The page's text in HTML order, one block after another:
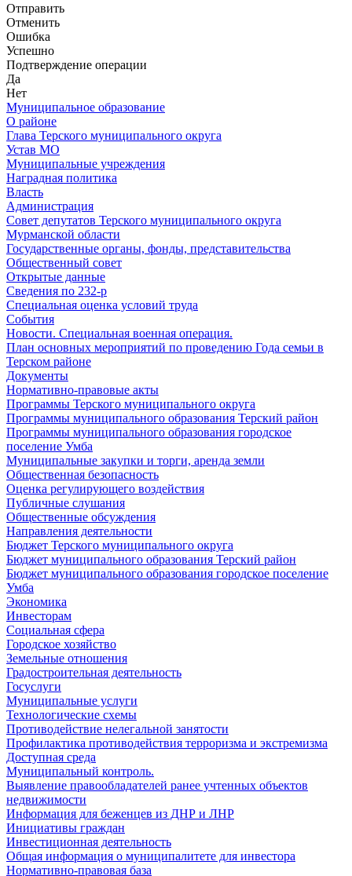
Отправить
Отменить
Ошибка
Успешно
Подтверждение операции
Да
Нет
Муниципальное образование
О районе
Глава Терского муниципального округа
Устав МО
Муниципальные учреждения
Наградная политика
Власть
Администрация
Совет депутатов Терского муниципального округа
Мурманской области
Государственные органы, фонды, представительства
Общественный совет
Открытые данные
Сведения по 232-р
Специальная оценка условий труда
События
Новости. Специальная военная операция.
План основных мероприятий по проведению Года семьи в
Терском районе
Документы
Нормативно-правовые акты
Программы Терского муниципального округа
Программы муниципального образования Терский район
Программы муниципального образования городское
поселение Умба
Муниципальные закупки и торги, аренда земли
Общественная безопасность
Оценка регулирующего воздействия
Публичные слушания
Общественные обсуждения
Направления деятельности
Бюджет Терского муниципального округа
Бюджет муниципального образования Терский район
Бюджет муниципального образования городское поселение
Умба
Экономика
Инвесторам
Социальная сфера
Городское хозяйство
Земельные отношения
Градостроительная деятельность
Госуслуги
Муниципальные услуги
Технологические схемы
Противодействие нелегальной занятости
Профилактика противодействия терроризма и экстремизма
Доступная среда
Муниципальный контроль.
Выявление правообладателей ранее учтенных объектов
недвижимости
Информация для беженцев из ДНР и ЛНР
Инициативы граждан
Инвестиционная деятельность
Общая информация о муниципалитете для инвестора
Нормативно-правовая база